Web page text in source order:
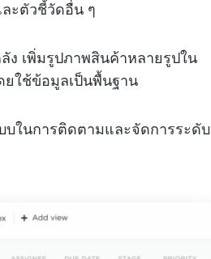
ะตัวชี้วัดอื่น ๆ
ง เพิ่มรูปภาพสินค้าหลายรูปใน
ยใช้ข้อมูลเป็นพื้นฐาน
ในการติดตามและจัดการระดับ